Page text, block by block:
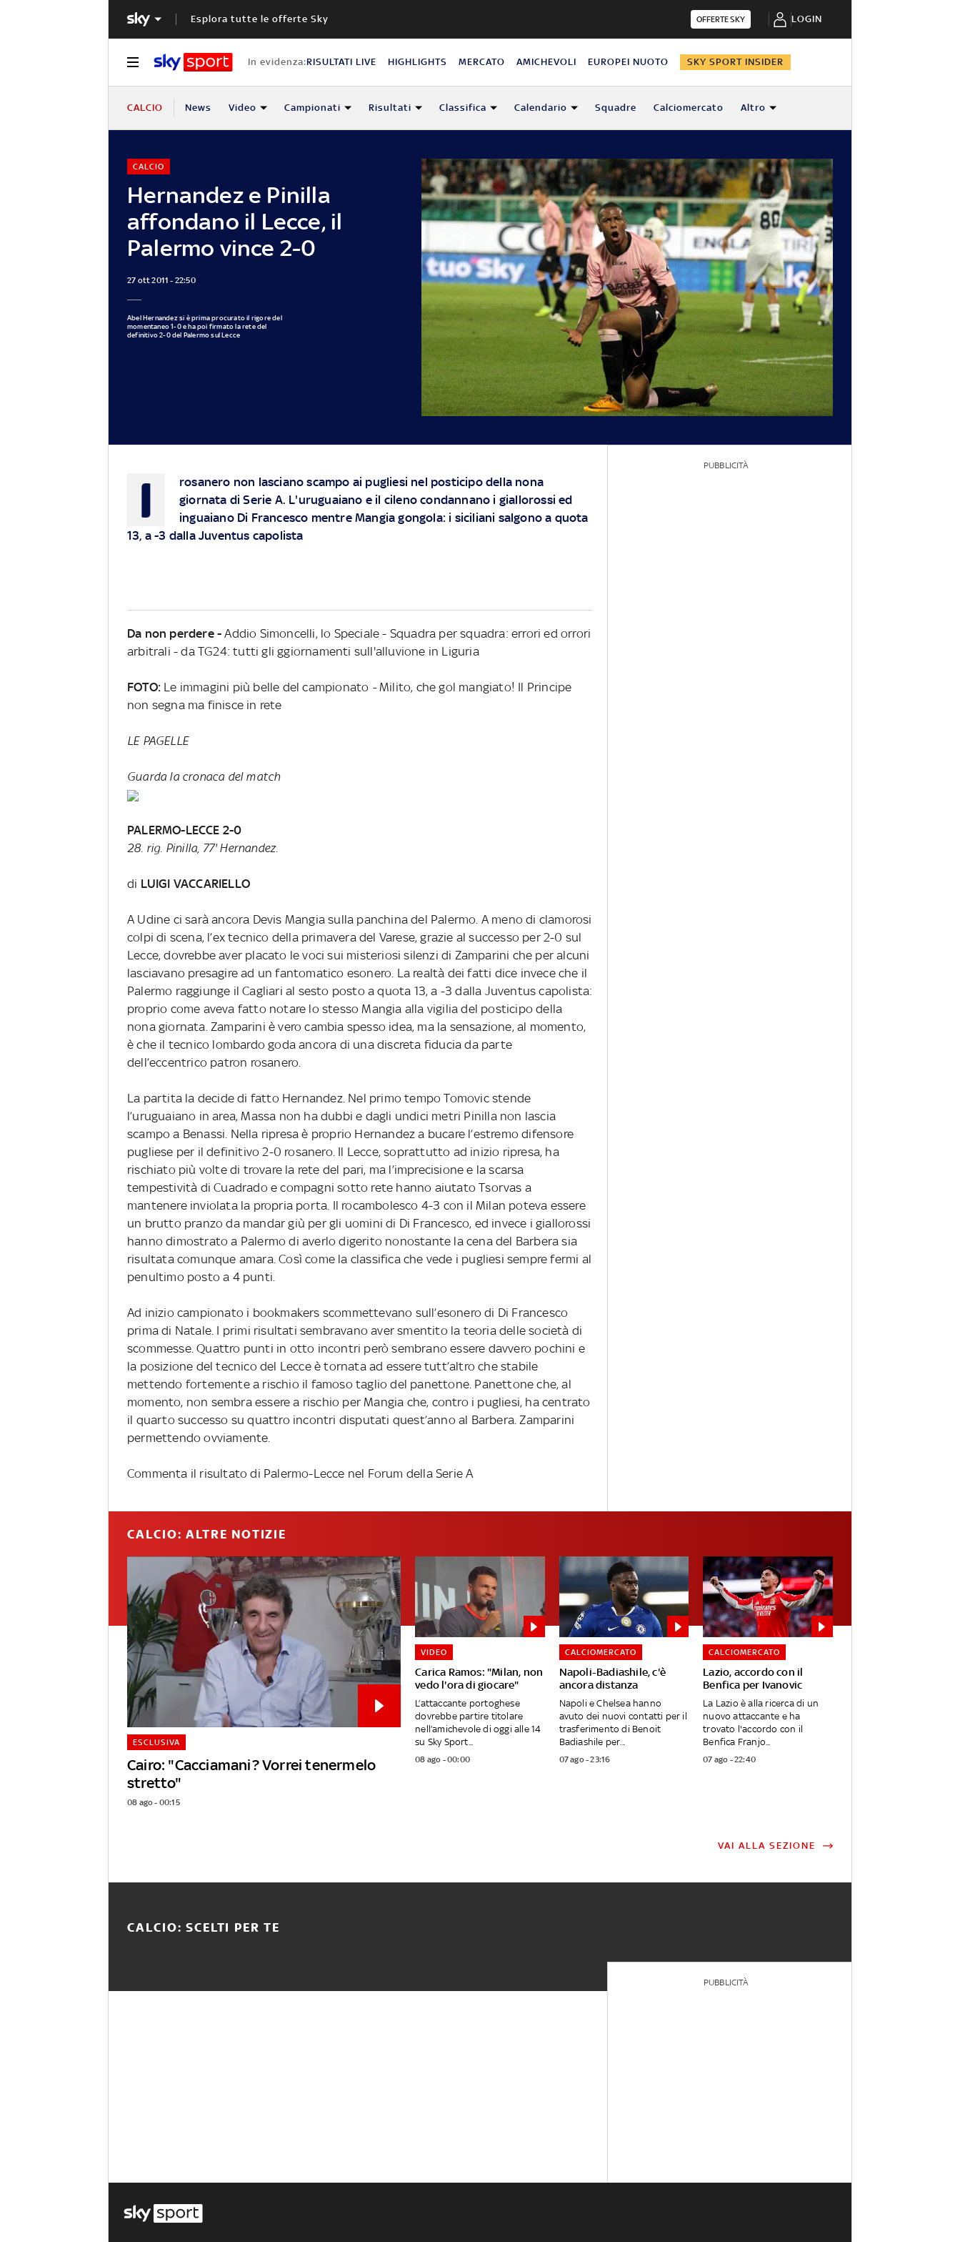
Esplora tutte le offerte Sky OFFERTE SKY LOGIN
In evidenza:RISULTATI LIVE HIGHLIGHTS MERCATO AMICHEVOLI EUROPEI NUOTO SKY SPORT INSIDER
CALCIO News Video Campionati Risultati Classifica Calendario Squadre Calciomercato Altro
Hernandez e Pinilla
affondano il Lecce, il
Palermo vince 2-0
CALCIO
27 ott 2011 - 22:50
Abel Hernandez si è prima procurato il rigore del
momentaneo 1-0 e ha poi firmato la rete del
definitivo 2-0 del Palermo sul Lecce
I
rosanero non lasciano scampo ai pugliesi nel posticipo della nona
giornata di Serie A. L'uruguaiano e il cileno condannano i giallorossi ed
inguaiano Di Francesco mentre Mangia gongola: i siciliani salgono a quota
13, a -3 dalla Juventus capolista
Da non perdere -Addio Simoncelli, lo Speciale - Squadra per squadra: errori ed orrori
arbitrali - da TG24: tutti gli ggiornamenti sull'alluvione in Liguria
FOTO:Le immagini più belle del campionato - Milito, che gol mangiato! Il Principe
non segna ma finisce in rete
LE PAGELLE
Guarda la cronaca del match
PALERMO-LECCE 2-0
28. rig. Pinilla, 77' Hernandez.
di LUIGI VACCARIELLO
A Udine ci sarà ancora Devis Mangia sulla panchina del Palermo. A meno di clamorosi
colpi di scena, l’ex tecnico della primavera del Varese, grazie al successo per 2-0 sul
Lecce, dovrebbe aver placato le voci sui misteriosi silenzi di Zamparini che per alcuni
lasciavano presagire ad un fantomatico esonero. La realtà dei fatti dice invece che il
Palermo raggiunge il Cagliari al sesto posto a quota 13, a -3 dalla Juventus capolista:
proprio come aveva fatto notare lo stesso Mangia alla vigilia del posticipo della
nona giornata. Zamparini è vero cambia spesso idea, ma la sensazione, al momento,
è che il tecnico lombardo goda ancora di una discreta fiducia da parte
dell’eccentrico patron rosanero.
La partita la decide di fatto Hernandez. Nel primo tempo Tomovic stende
l’uruguaiano in area, Massa non ha dubbi e dagli undici metri Pinilla non lascia
scampo a Benassi. Nella ripresa è proprio Hernandez a bucare l’estremo difensore
pugliese per il definitivo 2-0 rosanero. Il Lecce, soprattutto ad inizio ripresa, ha
rischiato più volte di trovare la rete del pari, ma l’imprecisione e la scarsa
tempestività di Cuadrado e compagni sotto rete hanno aiutato Tsorvas a
mantenere inviolata la propria porta. Il rocambolesco 4-3 con il Milan poteva essere
un brutto pranzo da mandar giù per gli uomini di Di Francesco, ed invece i giallorossi
hanno dimostrato a Palermo di averlo digerito nonostante la cena del Barbera sia
risultata comunque amara. Così come la classifica che vede i pugliesi sempre fermi al
penultimo posto a 4 punti.
Ad inizio campionato i bookmakers scommettevano sull’esonero di Di Francesco
prima di Natale. I primi risultati sembravano aver smentito la teoria delle società di
scommesse. Quattro punti in otto incontri però sembrano essere davvero pochini e
la posizione del tecnico del Lecce è tornata ad essere tutt’altro che stabile
mettendo fortemente a rischio il famoso taglio del panettone. Panettone che, al
momento, non sembra essere a rischio per Mangia che, contro i pugliesi, ha centrato
il quarto successo su quattro incontri disputati quest’anno al Barbera. Zamparini
permettendo ovviamente.
Commenta il risultato di Palermo-Lecce nel Forum della Serie A
PUBBLICITÀ
CALCIO: ALTRE NOTIZIE
Cairo: "Cacciamani? Vorrei tenermelo
stretto"
ESCLUSIVA
08 ago - 00:15
Carica Ramos: "Milan, non
vedo l'ora di giocare"
VIDEO
L’attaccante portoghese
dovrebbe partire titolare
nell’amichevole di oggi alle 14
su Sky Sport...
08 ago - 00:00
Napoli-Badiashile, c'è
ancora distanza
CALCIOMERCATO
Napoli e Chelsea hanno
avuto dei nuovi contatti per il
trasferimento di Benoit
Badiashile per...
07 ago - 23:16
Lazio, accordo con il
Benfica per Ivanovic
CALCIOMERCATO
La Lazio è alla ricerca di un
nuovo attaccante e ha
trovato l'accordo con il
Benfica Franjo...
07 ago - 22:40
VAI ALLA SEZIONE
CALCIO: SCELTI PER TE
PUBBLICITÀ